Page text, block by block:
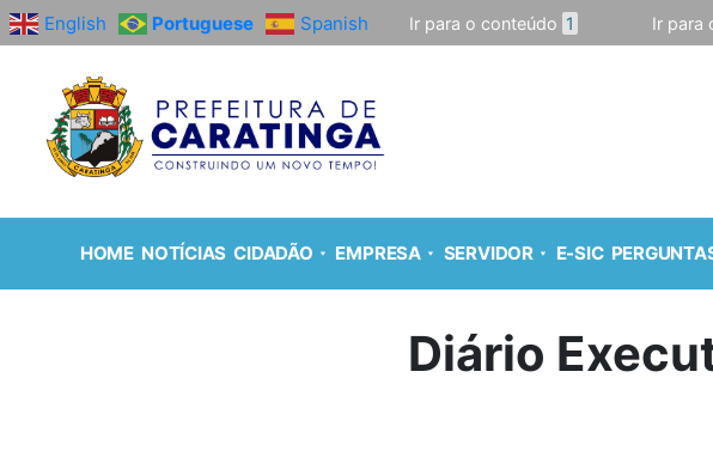
English Portuguese Spanish Ir para o conteúdo 1 Ir para
HOME NOTÍCIAS CIDADÃO EMPRESA SERVIDOR E-SIC
Diário